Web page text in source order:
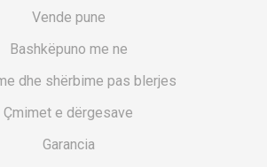
Vende pune
Bashkëpuno me ne
dhe shërbime pas blerjes
Çmimet e dërgesave
Garancia